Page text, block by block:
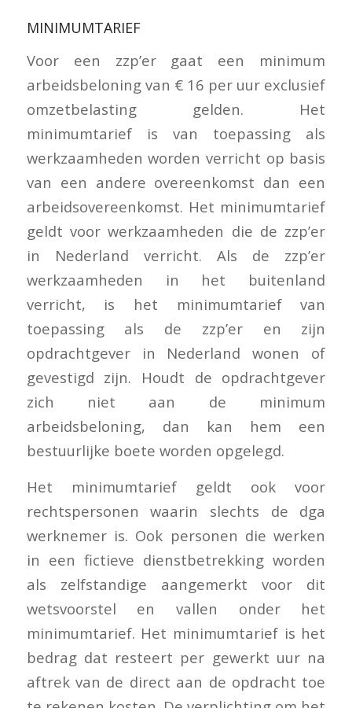
MINIMUMTARIEF
Voor een zzp’er gaat een minimum
arbeidsbeloning van € 16 per uur exclusief
omzetbelasting gelden. Het
minimumtarief is van toepassing als
werkzaamheden worden verricht op basis
van een andere overeenkomst dan een
arbeidsovereenkomst. Het minimumtarief
geldt voor werkzaamheden die de zzp’er
in Nederland verricht. Als de zzp’er
werkzaamheden in het buitenland
verricht, is het minimumtarief van
toepassing als de zzp’er en zijn
opdrachtgever in Nederland wonen of
gevestigd zijn. Houdt de opdrachtgever
zich niet aan de minimum
arbeidsbeloning, dan kan hem een
bestuurlijke boete worden opgelegd.
Het minimumtarief geldt ook voor
rechtspersonen waarin slechts de dga
werknemer is. Ook personen die werken
in een fictieve dienstbetrekking worden
als zelfstandige aangemerkt voor dit
wetsvoorstel en vallen onder het
minimumtarief. Het minimumtarief is het
bedrag dat resteert per gewerkt uur na
aftrek van de direct aan de opdracht toe